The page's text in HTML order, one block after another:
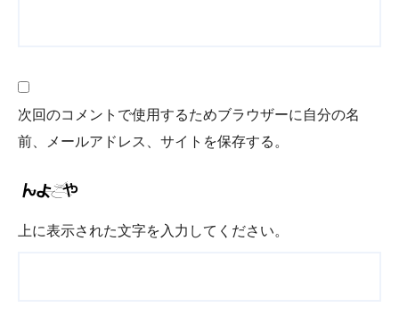
次回のコメントで使用するためブラウザーに自分の名
前、メールアドレス、サイトを保存する。
上に表示された文字を入力してください。